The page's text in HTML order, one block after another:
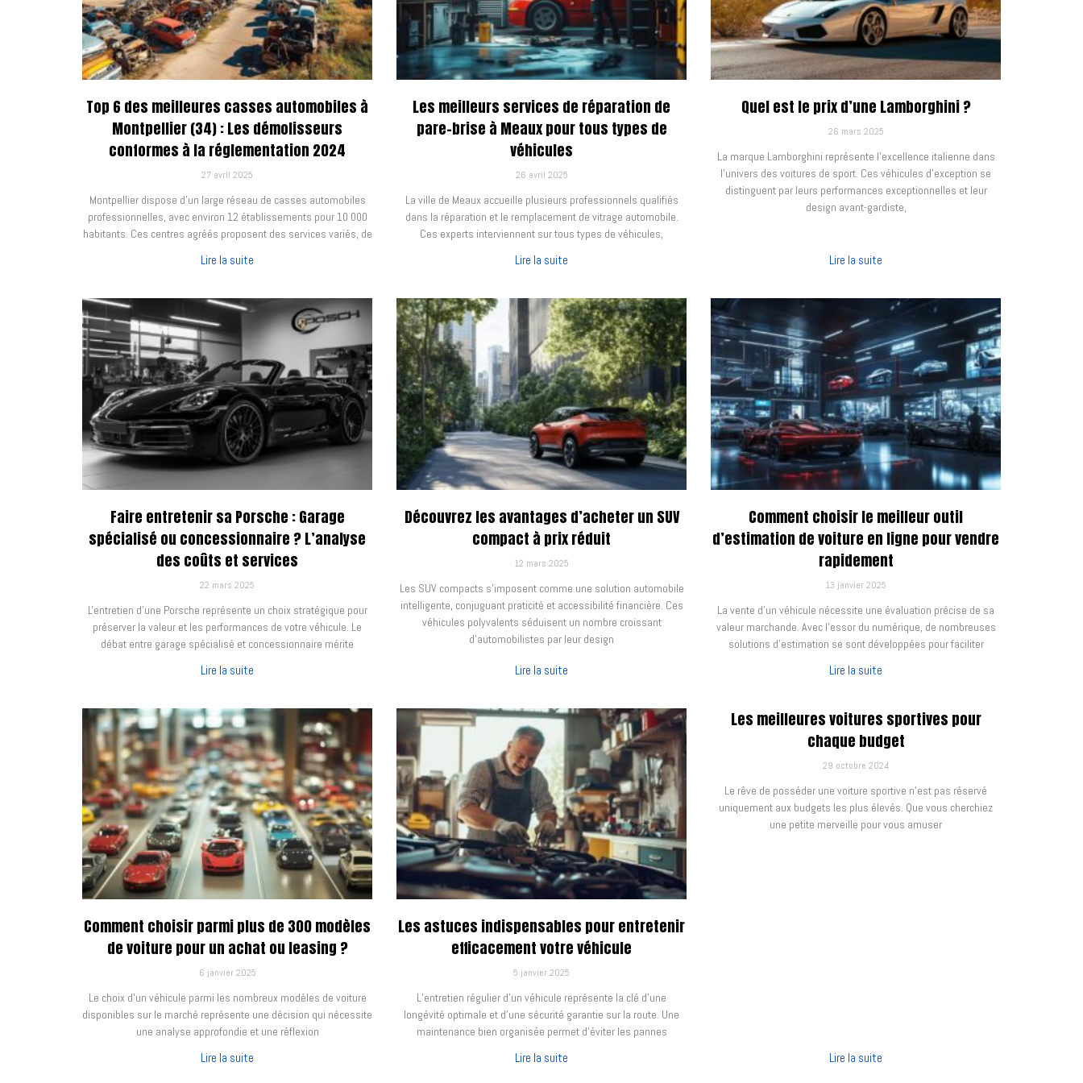
Top 6 des meilleures casses automobiles à
Montpellier (34) : Les démolisseurs
conformes à la réglementation 2024
27 avril 2025
Montpellier dispose d'un large réseau de casses automobiles
professionnelles, avec environ 12 établissements pour 10 000
habitants. Ces centres agréés proposent des services variés, de
Lire la suite
Les meilleurs services de réparation de
pare-brise à Meaux pour tous types de
véhicules
26 avril 2025
La ville de Meaux accueille plusieurs professionnels qualifiés
dans la réparation et le remplacement de vitrage automobile.
Ces experts interviennent sur tous types de véhicules,
Lire la suite
Quel est le prix d’une Lamborghini ?
26 mars 2025
La marque Lamborghini représente l’excellence italienne dans
l’univers des voitures de sport. Ces véhicules d’exception se
distinguent par leurs performances exceptionnelles et leur
design avant-gardiste,
Lire la suite
Faire entretenir sa Porsche : Garage
spécialisé ou concessionnaire ? L’analyse
des coûts et services
22 mars 2025
L'entretien d'une Porsche représente un choix stratégique pour
préserver la valeur et les performances de votre véhicule. Le
débat entre garage spécialisé et concessionnaire mérite
Lire la suite
Découvrez les avantages d’acheter un SUV
compact à prix réduit
12 mars 2025
Les SUV compacts s’imposent comme une solution automobile
intelligente, conjuguant praticité et accessibilité financière. Ces
véhicules polyvalents séduisent un nombre croissant
d’automobilistes par leur design
Lire la suite
Comment choisir le meilleur outil
d’estimation de voiture en ligne pour vendre
rapidement
13 janvier 2025
La vente d’un véhicule nécessite une évaluation précise de sa
valeur marchande. Avec l’essor du numérique, de nombreuses
solutions d’estimation se sont développées pour faciliter
Lire la suite
Comment choisir parmi plus de 300 modèles
de voiture pour un achat ou leasing ?
6 janvier 2025
Le choix d’un véhicule parmi les nombreux modèles de voiture
disponibles sur le marché représente une décision qui nécessite
une analyse approfondie et une réflexion
Lire la suite
Les astuces indispensables pour entretenir
efficacement votre véhicule
5 janvier 2025
L’entretien régulier d’un véhicule représente la clé d’une
longévité optimale et d’une sécurité garantie sur la route. Une
maintenance bien organisée permet d’éviter les pannes
Lire la suite
Les meilleures voitures sportives pour
chaque budget
29 octobre 2024
Le rêve de posséder une voiture sportive n'est pas réservé
uniquement aux budgets les plus élevés. Que vous cherchiez
une petite merveille pour vous amuser
Lire la suite